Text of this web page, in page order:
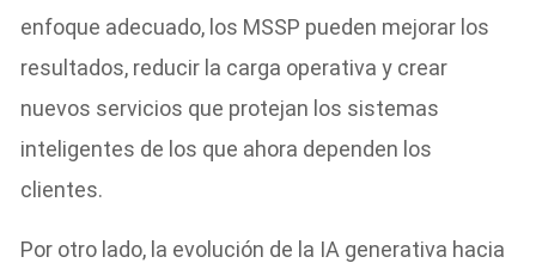
enfoque adecuado, los MSSP pueden mejorar los
resultados, reducir la carga operativa y crear
nuevos servicios que protejan los sistemas
inteligentes de los que ahora dependen los
clientes.
Por otro lado, la evolución de la IA generativa hacia